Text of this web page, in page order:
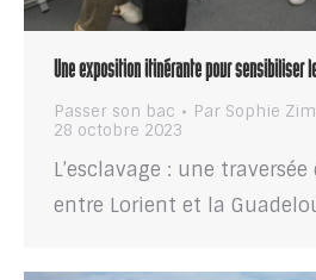
Une exposition itinérante pour sensibiliser
Passer son bac Par Sophie
28 octobre 2023
L’esclavage : une
entre Lorient et la